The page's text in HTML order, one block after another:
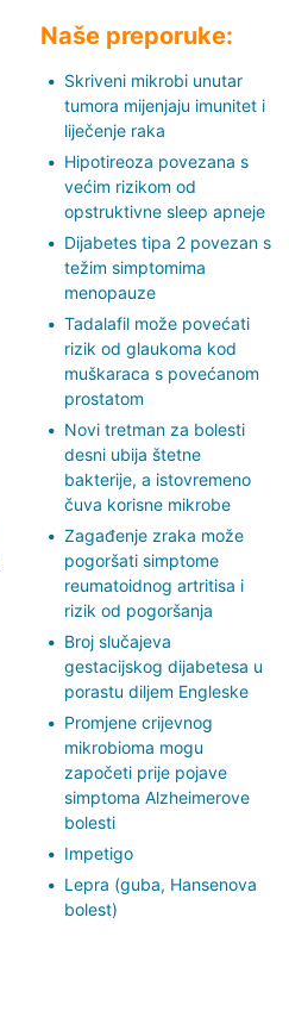
Naše preporuke:
Skriveni mikrobi unutar
tumora mijenjaju imunitet i
liječenje raka
Hipotireoza povezana s
većim rizikom od
opstruktivne sleep apneje
Dijabetes tipa 2 povezan s
težim simptomima
menopauze
Tadalafil može povećati
rizik od glaukoma kod
muškaraca s povećanom
prostatom
Novi tretman za bolesti
desni ubija štetne
bakterije, a istovremeno
čuva korisne mikrobe
Zagađenje zraka može
pogoršati simptome
reumatoidnog artritisa i
rizik od pogoršanja
Broj slučajeva
gestacijskog dijabetesa u
porastu diljem Engleske
Promjene crijevnog
mikrobioma mogu
započeti prije pojave
simptoma Alzheimerove
bolesti
Impetigo
Lepra (guba, Hansenova
bolest)